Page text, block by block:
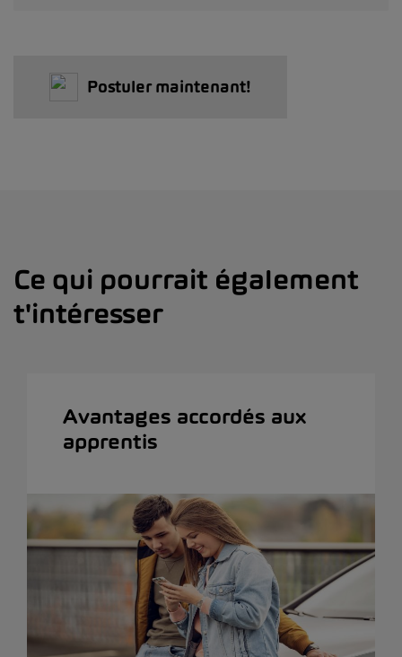
Postuler maintenant!
Ce qui pourrait également
t'intéresser
Avantages accordés aux
apprentis